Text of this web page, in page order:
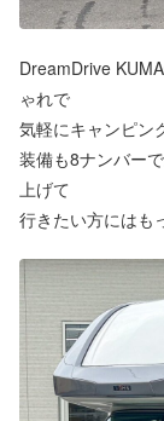
DreamDrive
ゃれで
気軽にキャンピン
装備も8ナンバー
上げて
行きたい方にはも